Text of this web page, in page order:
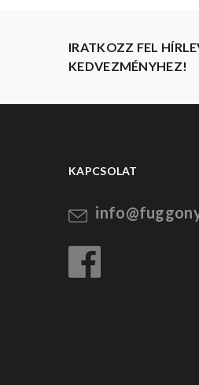
IRATKOZZ FEL
KEDVEZMÉNYHEZ!
KAPCSOLAT